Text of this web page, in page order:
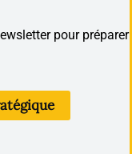
pour préparer